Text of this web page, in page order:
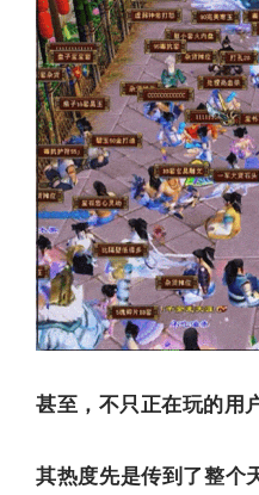
甚至，不只正在玩的用
其热度先是传到了整个